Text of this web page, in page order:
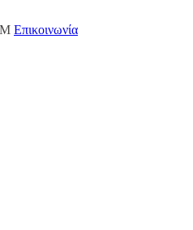
Επικοινωνία